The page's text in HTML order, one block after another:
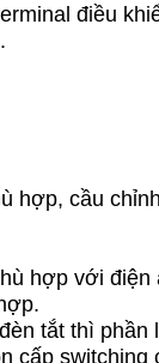
điều
hợp, cầu
hợp với
tắt thì
cấp switching